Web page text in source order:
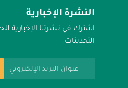
النشرة الإخبارية
اشترك في نشرتنا الإخبارية
التحديثات.
عنوان البريد الإلكتروني